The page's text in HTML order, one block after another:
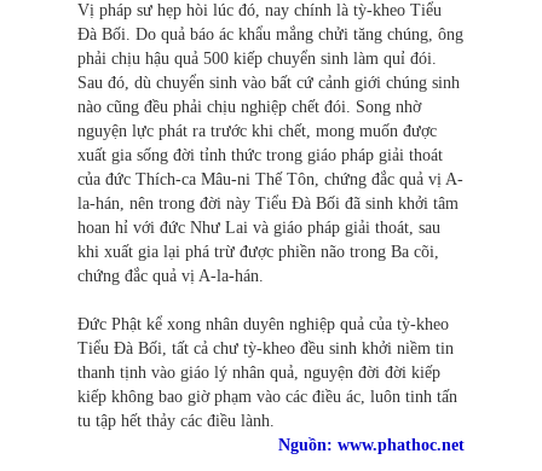
Vị pháp sư hẹp hòi lúc đó, nay chính là tỳ-kheo Tiểu
Đà Bối. Do quả báo ác khẩu mắng chửi tăng chúng, ông
phải chịu hậu quả 500 kiếp chuyển sinh làm quỉ đói.
Sau đó, dù chuyển sinh vào bất cứ cảnh giới chúng sinh
nào cũng đều phải chịu nghiệp chết đói. Song nhờ
nguyện lực phát ra trước khi chết, mong muốn được
xuất gia sống đời tỉnh thức trong giáo pháp giải thoát
của đức Thích-ca Mâu-ni Thế Tôn, chứng đắc quả vị A-
la-hán, nên trong đời này Tiểu Đà Bối đã sinh khởi tâm
hoan hỉ với đức Như Lai và giáo pháp giải thoát, sau
khi xuất gia lại phá trừ được phiền não trong Ba cõi,
chứng đắc quả vị A-la-hán.
Đức Phật kể xong nhân duyên nghiệp quả của tỳ-kheo
Tiểu Đà Bối, tất cả chư tỳ-kheo đều sinh khởi niềm tin
thanh tịnh vào giáo lý nhân quả, nguyện đời đời kiếp
kiếp không bao giờ phạm vào các điều ác, luôn tinh tấn
tu tập hết thảy các điều lành.
Nguồn: www.phathoc.net